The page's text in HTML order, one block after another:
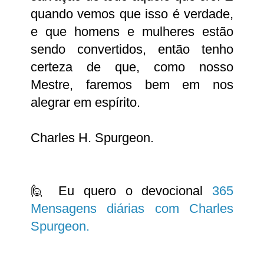
quando vemos que isso é verdade,
e que homens e mulheres estão
sendo convertidos, então tenho
certeza de que, como nosso
Mestre, faremos bem em nos
alegrar em espírito.
Charles H. Spurgeon.
🙋 Eu quero o devocional 365
Mensagens diárias com Charles
Spurgeon.